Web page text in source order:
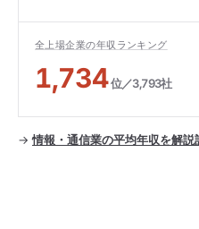
全上場企業の年収ランキング
1,734位／3,793社
→情報・通信業の平均年収を解説